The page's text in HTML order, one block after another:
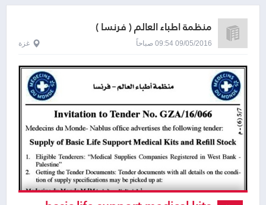
منظمة اطباء العالم ( فرنسا )
09/05/2016 09:54 صباحاً غزة